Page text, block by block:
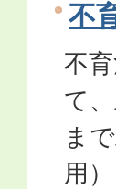
不
不
て
ま
用）